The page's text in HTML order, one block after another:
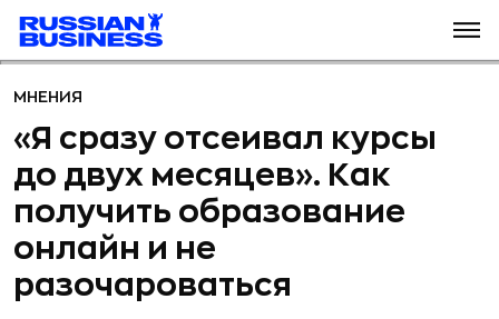
МНЕНИЯ
«Я сразу отсеивал курсы
до двух месяцев». Как
получить образование
онлайн и не
разочароваться